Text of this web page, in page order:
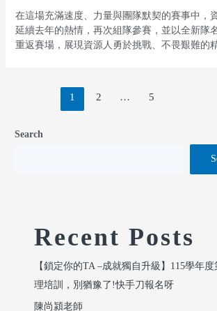
在這場充滿速度、力量與團隊默契的賽事中，
延續去年的熱情，再次組隊參賽，並以全新隊
重返賽場，展現資源人勇於挑戰、不畏艱難的精
1 2 … 5
Search
Recent Posts
【鎖定你的TA –成就獨自升級】115學年
理培訓，別猶豫了!快手刀報名呀
陳尚潁老師